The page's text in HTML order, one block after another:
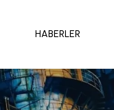
HABERLER